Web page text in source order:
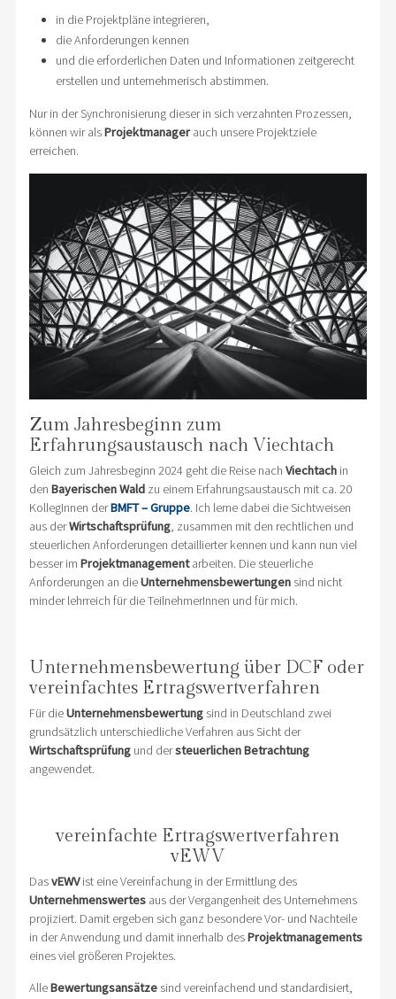
in die Projektpläne integrieren,
die Anforderungen kennen
und die erforderlichen Daten und Informationen zeitgerecht
erstellen und unternehmerisch abstimmen.
Nur in der Synchronisierung dieser in sich verzahnten Prozessen,
können wir alsProjektmanagerauch unsere Projektziele
erreichen.
Zum Jahresbeginn zum
Erfahrungsaustausch nach Viechtach
Gleich zum Jahresbeginn 2024 geht die Reise nach Viechtachin
den Bayerischen Waldzu einem Erfahrungsaustausch mit ca. 20
KollegInnen derBMFT – Gruppe. Ich lerne dabei die Sichtweisen
aus derWirtschaftsprüfung, zusammen mit den rechtlichen und
steuerlichen Anforderungen detaillierter kennen und kann nun viel
besser im Projektmanagementarbeiten. Die steuerliche
Anforderungen an dieUnternehmensbewertungensind nicht
minder lehrreich für die TeilnehmerInnen und für mich.
Unternehmensbewertung über DCF oder
vereinfachtes Ertragswertverfahren
Für dieUnternehmensbewertungsind in Deutschland zwei
grundsätzlich unterschiedliche Verfahren aus Sicht der
Wirtschaftsprüfungund dersteuerlichen Betrachtung
angewendet.
vereinfachte Ertragswertverfahren
vEWV
DasvEWVist eine Vereinfachung in der Ermittlung des
Unternehmenswertesaus der Vergangenheit des Unternehmens
projiziert. Damit ergeben sich ganz besondere Vor- und Nachteile
in der Anwendung und damit innerhalb desProjektmanagements
eines viel größeren Projektes.
AlleBewertungsansätzesind vereinfachend und standardisiert,